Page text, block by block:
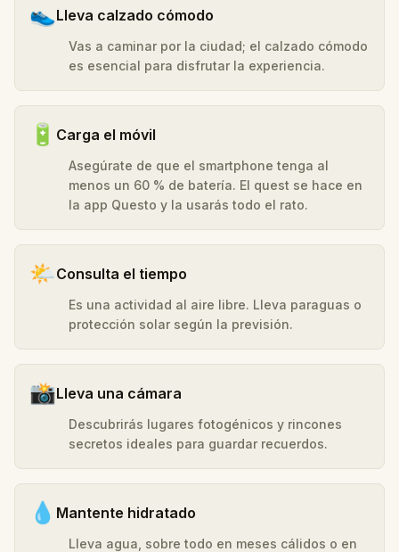
👟Lleva calzado cómodo
Vas a caminar por la ciudad; el calzado cómodo
es esencial para disfrutar la experiencia.
🔋 Carga el móvil
Asegúrate de que el smartphone tenga al
menos un 60 % de batería. El quest se hace en
la app Questo y la usarás todo el rato.
🌤️Consulta el tiempo
Es una actividad al aire libre. Lleva paraguas o
protección solar según la previsión.
📸Lleva una cámara
Descubrirás lugares fotogénicos y rincones
secretos ideales para guardar recuerdos.
💧 Mantente hidratado
Lleva agua, sobre todo en meses cálidos o en